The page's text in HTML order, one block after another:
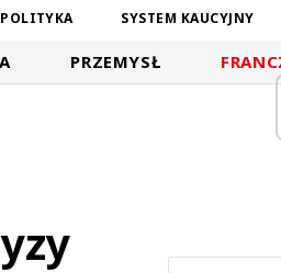
SYSTEM KAUCYJNY
PRZEMYSŁ